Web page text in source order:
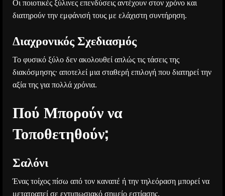
Οι ποιοτικές ξύλινες επενδύσεις αντέχουν στον χρόνο και
διατηρούν την εμφάνισή τους με ελάχιστη συντήρηση.
Διαχρονικός Σχεδιασμός
Το φυσικό ξύλο δεν ακολουθεί απλώς τις τάσεις της
διακόσμησης· αποτελεί μια σταθερή επιλογή που διατηρεί την
αξία της για πολλά χρόνια.
Πού Μπορούν να
Τοποθετηθούν;
Σαλόνι
Ένας τοίχος πίσω από τον καναπέ ή την τηλεόραση μπορεί να
μετατραπεί σε εντυπωσιακό σημείο εστίασης.